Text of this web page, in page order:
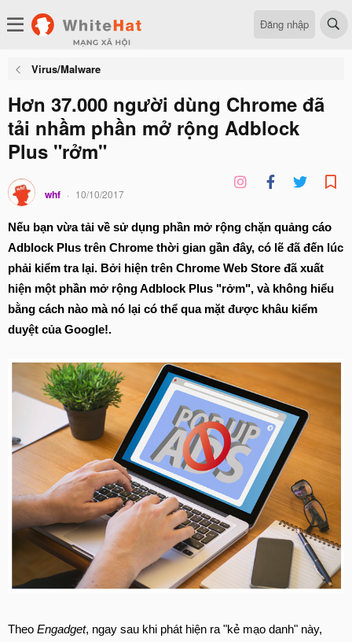
Đăng nhập
Virus/Malware
Hơn 37.000 người dùng Chrome đã
tải nhầm phần mở rộng Adblock
Plus "rởm"
whf 10/10/2017
Nếu bạn vừa tải về sử dụng phần mở rộng chặn quảng cáo
Adblock Plus trên Chrome thời gian gần đây, có lẽ đã đến lúc
phải kiểm tra lại. Bởi hiện trên Chrome Web Store đã xuất
hiện một phần mở rộng Adblock Plus "rởm", và không hiểu
bằng cách nào mà nó lại có thể qua mặt được khâu kiểm
duyệt của Google!.
Theo Engadget, ngay sau khi phát hiện ra "kẻ mạo danh" này,